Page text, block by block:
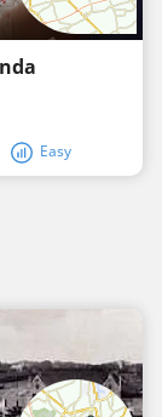
Easy